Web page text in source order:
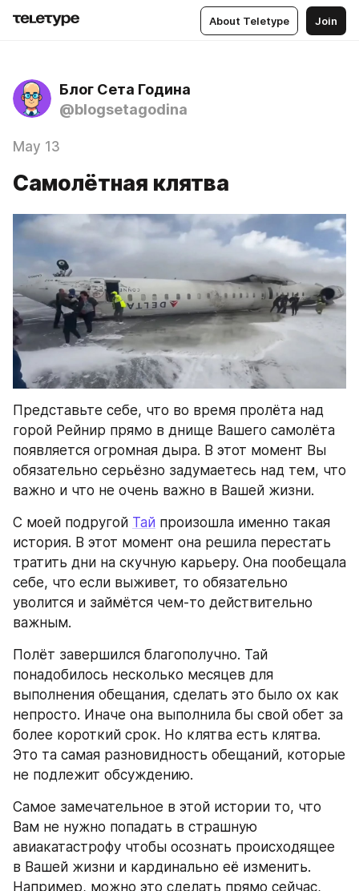
About Teletype Join
Блог Сета Година
@blogsetagodina
May 13
Самолётная клятва
Представьте себе, что во время пролёта над
горой Рейнир прямо в днище Вашего самолёта
появляется огромная дыра. В этот момент Вы
обязательно серьёзно задумаетесь над тем, что
важно и что не очень важно в Вашей жизни.
С моей подругой Тай произошла именно такая
история. В этот момент она решила перестать
тратить дни на скучную карьеру. Она пообещала
себе, что если выживет, то обязательно
уволится и займётся чем-то действительно
важным.
Полёт завершился благополучно. Тай
понадобилось несколько месяцев для
выполнения обещания, сделать это было ох как
непросто. Иначе она выполнила бы свой обет за
более короткий срок. Но клятва есть клятва.
Это та самая разновидность обещаний, которые
не подлежит обсуждению.
Самое замечательное в этой истории то, что
Вам не нужно попадать в страшную
авиакатастрофу чтобы осознать происходящее
в Вашей жизни и кардинально её изменить.
Например, можно это сделать прямо сейчас,